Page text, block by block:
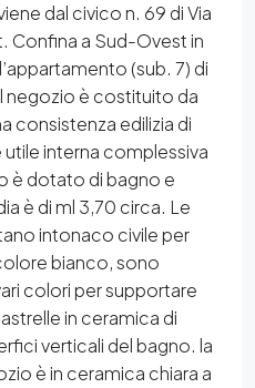
dal civico n. 69 di Via
Confina a Sud-Ovest in
(sub. 7) di
negozio è costituito da
consistenza edilizia di
interna complessiva
è dotato di bagno e
è di ml 3,70 circa. Le
intonaco civile per
bianco, sono
colori per supportare
in ceramica di
verticali del bagno. la
è in ceramica chiara a